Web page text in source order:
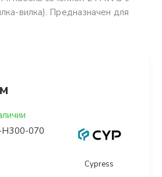
вилка). Предназначен для
H300-070
Cypress